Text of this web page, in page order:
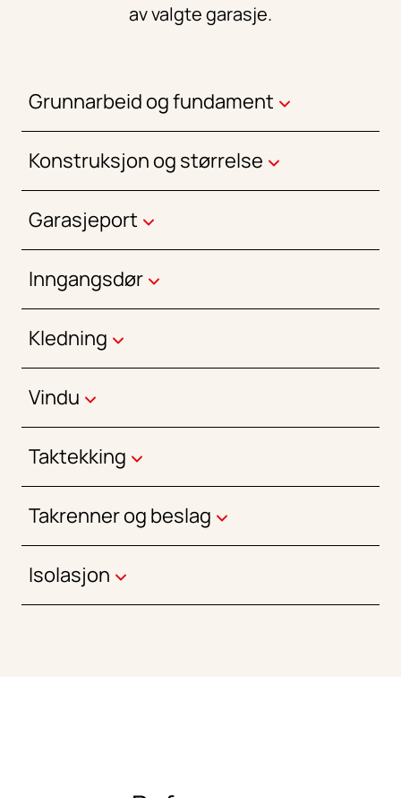
av valgte garasje.
Grunnarbeid og fundament
Konstruksjon og størrelse
Garasjeport
Inngangsdør
Kledning
Vindu
Taktekking
Takrenner og beslag
Isolasjon